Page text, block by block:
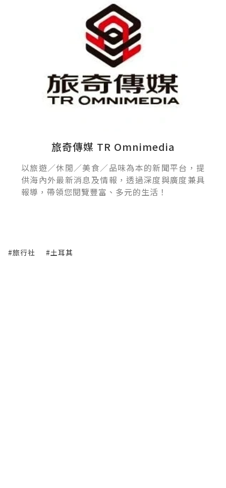
旅奇傳媒 TR Omnimedia
以旅遊／休閒／美食／品味為本的新聞平台，提
供海內外最新消息及情報，透過深度與廣度兼具
報導，帶領您閱覽豐富、多元的生活！
#旅行社 #土耳其